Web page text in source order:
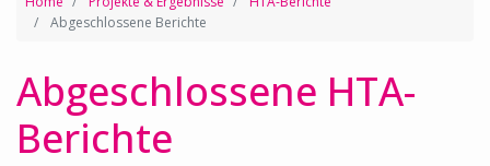
Abgeschlossene Berichte
Abgeschlossene HTA-
Berichte